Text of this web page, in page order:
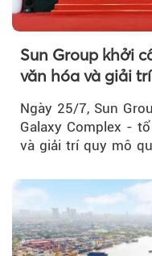
Sun Group khởi
văn hóa và giải
Ngày 25/7, Sun
Galaxy Complex -
và giải trí quy mô